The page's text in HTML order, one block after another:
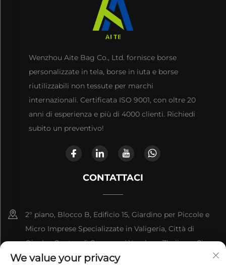
Wenzhou Aite Bag Co., Ltd. fornisce borse
personalizzate in tela, borse in iuta e borse
riutilizzabili non tessute per marchi
internazionali. Certificata ISO 9001, con oltre 20
anni di esperienza e più di 4000 clienti. Richiedi
subito un preventivo!
CONTATTACI
2° piano, Blocco B, Edificio 15, Giardino per Piccole e
Micro Imprese Specializzate in Valigeria, Città di
Qianku, Contea di Cangnan, Wenzhou, Zhejiang, Cina
We value your privacy